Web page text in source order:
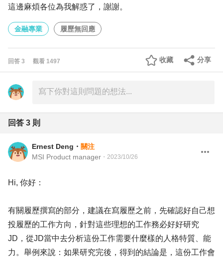
這邊麻煩各位為我解惑了，謝謝。
金融專業 履歷無回應
回答 3 觀看 1497 分享
收藏
回答 3 則
Ernest Deng ・ 關注
MSI Product manager ・ 2023/10/26
Hi, 你好：
有關履歷撰寫的部分，建議在寫履歷之前，先確認好自己想
投履歷的工作方向，針對這些理想的工作務必好好研究
JD，從JD當中去分析這份工作需要什麼樣的人格特質、能
力。舉例來說：如果研究完後，得到的結論是，這份工作會